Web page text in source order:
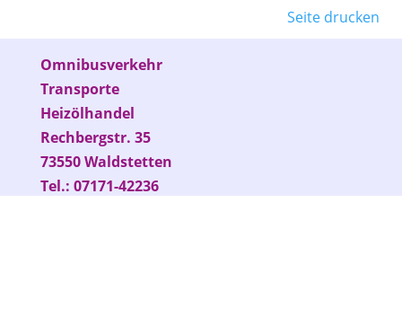
Seite drucken
Omnibusverkehr
Transporte
Heizölhandel
Rechbergstr. 35
73550 Waldstetten
Tel.: 07171-42236